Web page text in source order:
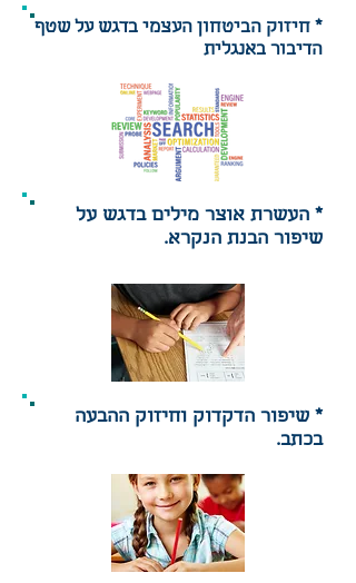
* חיזוק הביטחון העצמי בדגש על שטף
הדיבור באנגלית
* העשרת אוצר מילים בדגש על
שיפור הבנת הנקרא.
* שיפור הדקדוק וחיזוק ההבעה
בכתב.